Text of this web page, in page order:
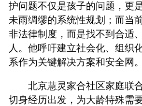
护问题不仅是孩子的问题，更
未雨绸缪的系统性规划；而当
非法律制度，而是找不到合适
人。他呼吁建立社会化、组织
系作为关键解决方案和安全网。
北京慧灵家合社区家庭联
切身经历出发，为大龄特殊需